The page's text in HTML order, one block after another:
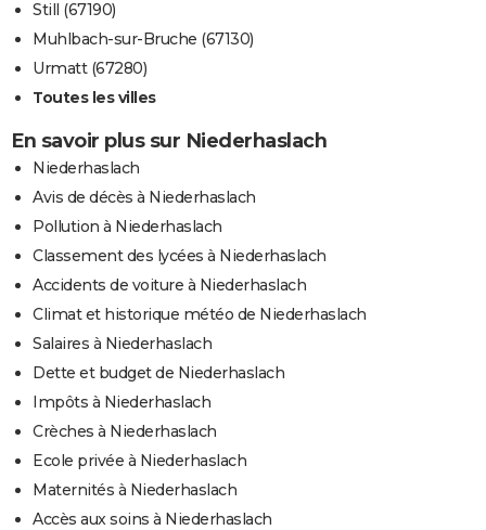
Still (67190)
Muhlbach-sur-Bruche (67130)
Urmatt (67280)
Toutes les villes
En savoir plus sur Niederhaslach
Niederhaslach
Avis de décès à Niederhaslach
Pollution à Niederhaslach
Classement des lycées à Niederhaslach
Accidents de voiture à Niederhaslach
Climat et historique météo de Niederhaslach
Salaires à Niederhaslach
Dette et budget de Niederhaslach
Impôts à Niederhaslach
Crèches à Niederhaslach
Ecole privée à Niederhaslach
Maternités à Niederhaslach
Accès aux soins à Niederhaslach